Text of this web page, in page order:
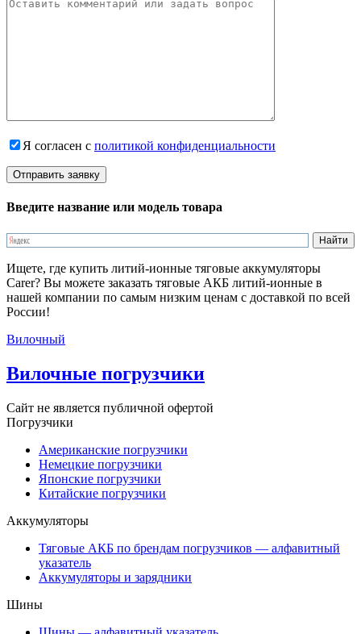
Я согласен с политикой конфиденциальности
Введите название или модель товара
Ищете, где купить литий-ионные тяговые аккумуляторы
Carer? Вы можете заказать тяговые АКБ литий-ионные в
нашей компании по самым низким ценам с доставкой по всей
России!
Вилочный
Вилочные погрузчики
Сайт не является публичной офертой
Погрузчики
Американские погрузчики
Немецкие погрузчики
Японские погрузчики
Китайские погрузчики
Аккумуляторы
Тяговые АКБ по брендам погрузчиков — алфавитный
указатель
Аккумуляторы и зарядники
Шины